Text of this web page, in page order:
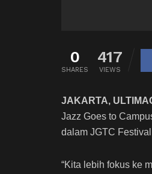
0
SHARES
417
VIEWS
JAKARTA,
Jazz Goes to
dalam JGTC
“Kita lebih fokus ke